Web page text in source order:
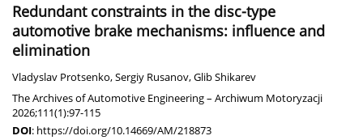
Redundant constraints in the disc-type
automotive brake mechanisms: influence and
elimination
Vladyslav Protsenko,Sergiy Rusanov,Glib Shikarev
The Archives of Automotive Engineering – Archiwum Motoryzacji
2026;111(1):97-115
DOI: https://doi.org/10.14669/AM/218873